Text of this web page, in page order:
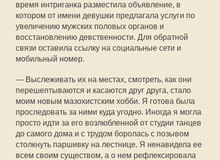
время интриганка разместила объявление, в
котором от имени девушки предлагала услуги по
увеличению мужских половых органов и
восстановлению девственности. Для обратной
связи оставила ссылку на социальные сети и
мобильный номер.
— Выслеживать их на местах, смотреть, как они
перешептываются и касаются друг друга, стало
моим новым мазохистским хобби. Я готова была
проследовать за ними куда угодно. Иногда я могла
просто идти за его возлюбленной от студии танцев
до самого дома и с трудом боролась с позывом
столкнуть паршивку на лестнице. Я ненавидела ее
всем своим существом, а о нем рефлексировала